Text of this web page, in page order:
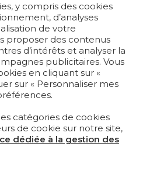
?
y compris des cookies
d’analyses
de votre
proposer des contenus
d’intérêts et analyser la
publicitaires. Vous
en cliquant sur «
sur « Personnaliser mes
catégories de cookies
de cookie sur notre site,
dédiée à la gestion des